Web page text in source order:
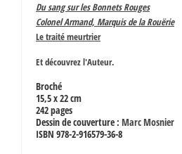
Du sang sur les Bonnets Rouges
Colonel Armand, Marquis de la Rouërie
Le traité meurtrier
Et découvrez l'Auteur.
Broché
15,5 x 22 cm
242 pages
Dessin de couverture : Marc Mosnier
ISBN 978-2-916579-36-8